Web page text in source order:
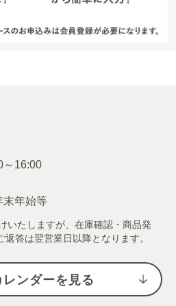
末年始等
たしますが、在庫確認・商品発
答は翌営業日以降となります。
ンダーを見る